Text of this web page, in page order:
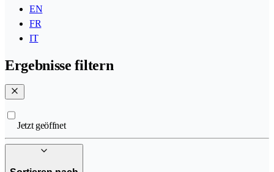
EN
FR
IT
Ergebnisse filtern
Jetzt geöffnet